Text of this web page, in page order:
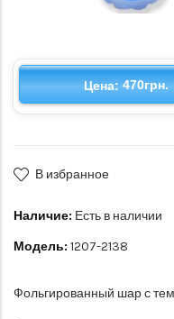
Цена: 470грн.
В избранное
Наличие: Есть в наличии
Модель: 1207-2138
Фольгированный шар с